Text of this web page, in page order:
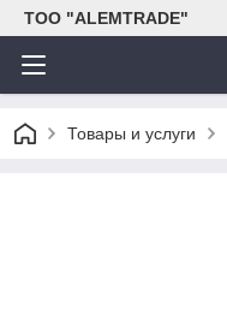
ТОО "ALEMTRADE"
Товары и услуги